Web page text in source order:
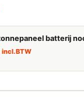
batterij
incl. BTW